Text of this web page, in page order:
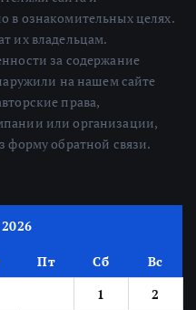
в ознакомительных целях.
их владельцам.
за содержание
на нашем сайте
права,
или организации,
форму обратной связи.
Пт Сб
Вс
1
2